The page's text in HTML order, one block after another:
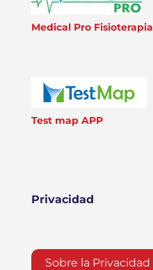
Medical Pro Fisioterapia
Test map APP
Privacidad
Sobre la Privacidad